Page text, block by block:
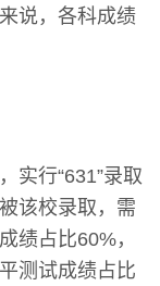
说，各科成绩
实行“631”录取
该校录取，需
绩占比60%，
测试成绩占比